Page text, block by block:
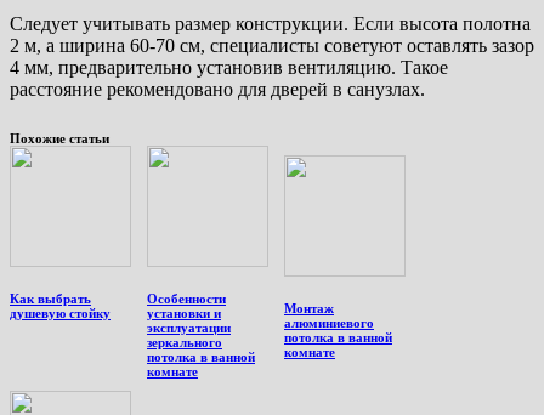
Следует учитывать размер конструкции. Если высота полотна
2 м, а ширина 60-70 см, специалисты советуют оставлять зазор
4 мм, предварительно установив вентиляцию. Такое
расстояние рекомендовано для дверей в санузлах.
Похожие статьи
Как выбрать
душевую стойку
Особенности
установки и
эксплуатации
зеркального
потолка в ванной
комнате
Монтаж
алюминиевого
потолка в ванной
комнате